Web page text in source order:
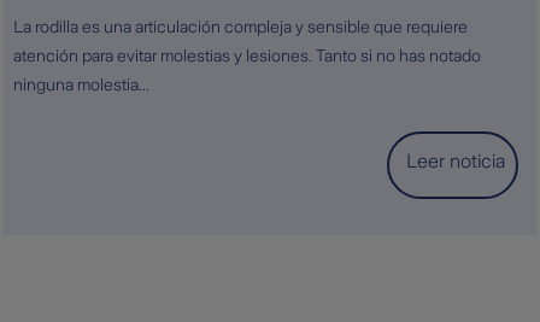
La rodilla es una articulación compleja y sensible que requiere
atención para evitar molestias y lesiones. Tanto si no has notado
ninguna molestia...
Leer noticia